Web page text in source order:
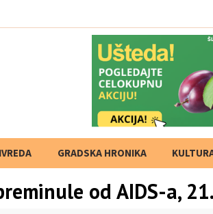
GRADSKA HRONIKA
od AIDS-a,